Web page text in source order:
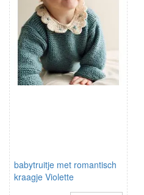
babytruitje met romantisch
kraagje Violette